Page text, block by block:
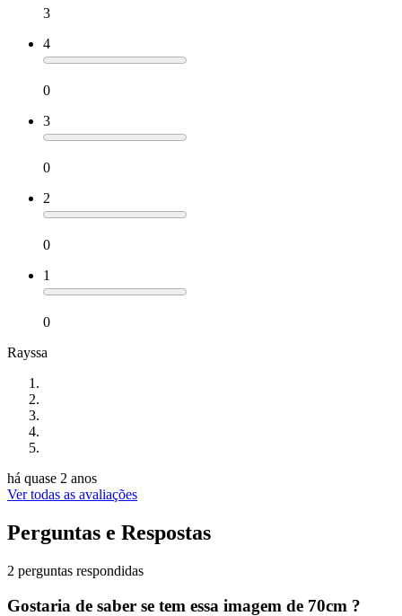
3
4
0
3
0
2
0
1
0
Rayssa
há quase 2 anos
Ver todas as avaliações
Perguntas e Respostas
2 perguntas respondidas
Gostaria de saber se tem essa imagem de 70cm ?